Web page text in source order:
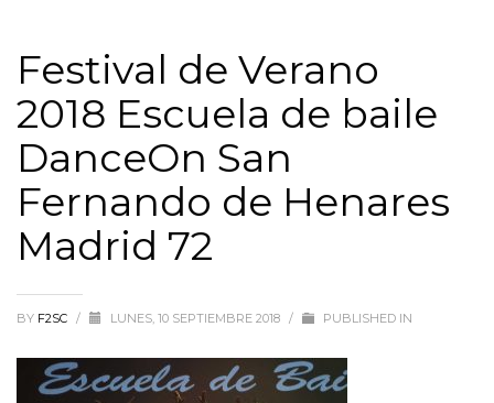
Festival de Verano
2018 Escuela de baile
DanceOn San
Fernando de Henares
Madrid 72
BY F2SC / LUNES, 10 SEPTIEMBRE 2018 / PUBLISHED IN